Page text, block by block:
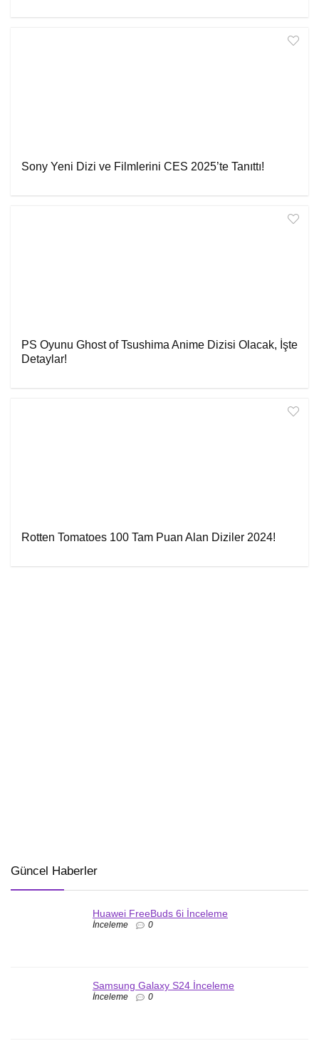
Sony Yeni Dizi ve Filmlerini CES 2025’te Tanıttı!
PS Oyunu Ghost of Tsushima Anime Dizisi Olacak, İşte
Detaylar!
Rotten Tomatoes 100 Tam Puan Alan Diziler 2024!
Güncel Haberler
Huawei FreeBuds 6i İnceleme
İnceleme 0
Samsung Galaxy S24 İnceleme
İnceleme 0